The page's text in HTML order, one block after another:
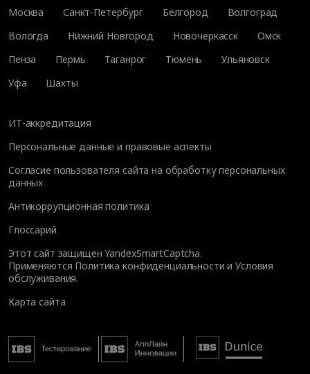
Москва
Санкт-Петербург Белгород
Волгоград
Вологда
Нижний Новгород Новочеркасск
Омск
Пенза
Пермь Таганрог Тюмень
Ульяновск
Уфа
Шахты
ИТ-аккредитация
Персональные данные и правовые аспекты
Согласие пользователя сайта на обработку персональных
данных
Антикоррупционная политика
Глоссарий
Этот сайт защищен YandexSmartCaptcha.
Применяются Политика конфиденциальности иУсловия
обслуживания.
Карта сайта